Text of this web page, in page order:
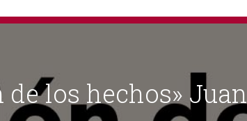
los hechos» Juan